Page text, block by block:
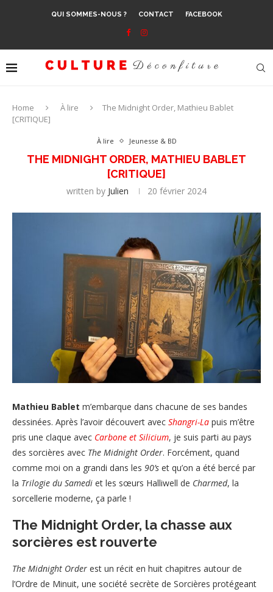
QUI SOMMES-NOUS ? CONTACT FACEBOOK
Home À lire
The Midnight Order, Mathieu Bablet
[CRITIQUE]
À lire Jeunesse & BD
THE MIDNIGHT ORDER, MATHIEU BABLET
[CRITIQUE]
written by Julien 20 février 2024
Mathieu Bablet m’embarque dans chacune de ses bandes
dessinées. Après l’avoir découvert avec Shangri-La puis m’être
pris une claque avec Carbone et Silicium, je suis parti au pays
des sorcières avec The Midnight Order. Forcément, quand
comme moi on a grandi dans les 90’s et qu’on a été bercé par
la Trilogie du Samedi et les sœurs Halliwell de Charmed, la
sorcellerie moderne, ça parle !
The Midnight Order, la chasse aux
sorcières est rouverte
The Midnight Order est un récit en huit chapitres autour de
l’Ordre de Minuit, une société secrète de Sorcières protégeant